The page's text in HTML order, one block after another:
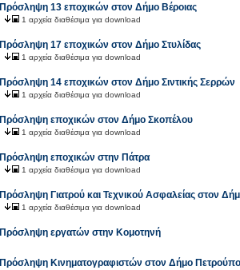
Πρόσληψη 13 εποχικών στον Δήμο Βέροιας
1 αρχεία διαθέσιμα για download
Πρόσληψη 17 εποχικών στον Δήμο Στυλίδας
1 αρχεία διαθέσιμα για download
Πρόσληψη 14 εποχικών στον Δήμο Σιντικής Σερρών
1 αρχεία διαθέσιμα για download
Πρόσληψη εποχικών στον Δήμο Σκοπέλου
1 αρχεία διαθέσιμα για download
Πρόσληψη εποχικών στην Πάτρα
1 αρχεία διαθέσιμα για download
Πρόσληψη Γιατρού και Τεχνικού Ασφαλείας στον
1 αρχεία διαθέσιμα για download
Πρόσληψη εργατών στην Κομοτηνή
Πρόσληψη Κινηματογραφιστών στον Δήμο